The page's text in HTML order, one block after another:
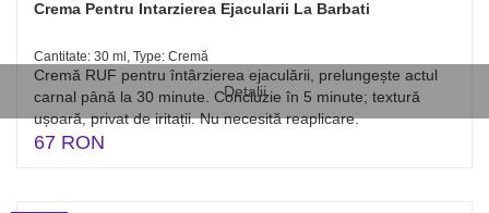
Detalii
Crema Pentru Intarzierea Ejacularii La Barbati
Cantitate: 30 ml, Type: Cremă
Cremă RUF pentru întârzierea ejaculării, prelungește actul
carnal până la 30 minute. Concluzie în 5 minute; textură
ușoară, privat de iritații. Nu necesită reaplicare.
67 RON